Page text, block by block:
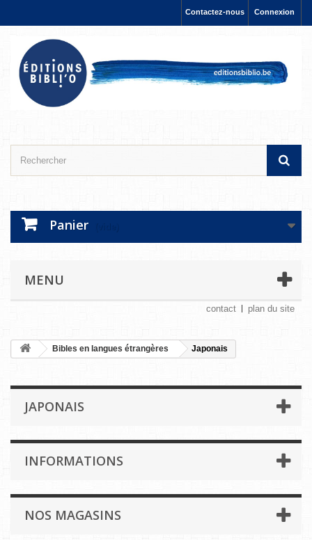
Connexion
Contactez-nous
Panier
MENU
contact plan du site
Bibles en langues étrangères Japonais
JAPONAIS
INFORMATIONS
NOS MAGASINS